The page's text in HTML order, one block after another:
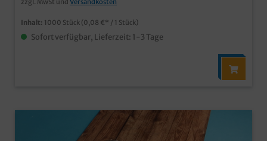
zzgl. MwSt und Versandkosten
Inhalt: 1000 Stück (0,08 €* / 1 Stück)
Sofort verfügbar, Lieferzeit: 1-3 Tage